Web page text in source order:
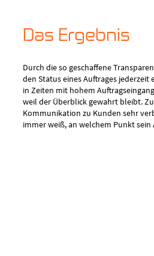
Das Ergebnis
Durch die so geschaffene
den Status eines Auftrages
in Zeiten mit hohem
weil der Überblick gewahrt bleibt.
Kommunikation zu Kunden sehr
immer weiß, an welchem Punkt sein